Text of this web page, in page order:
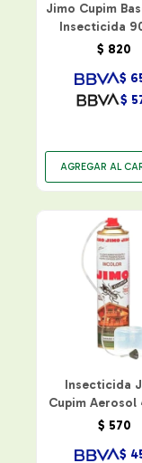
Jimo Cupim
Insecticida
$ 820
$
$
Insecticida
Cupim Aerosol
$ 570
$